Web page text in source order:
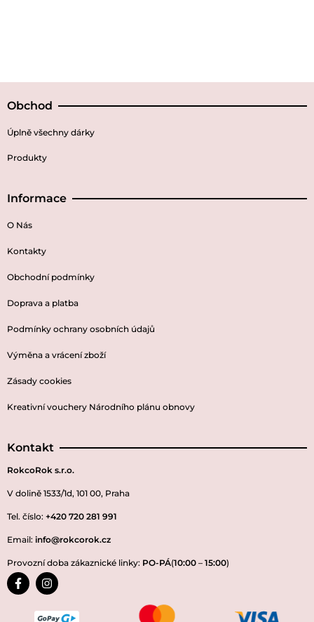
Obchod
Úplně všechny dárky
Produkty
Informace
O Nás
Kontakty
Obchodní podmínky
Doprava a platba
Podmínky ochrany osobních údajů
Výměna a vrácení zboží
Zásady cookies
Kreativní vouchery Národního plánu obnovy
Kontakt
RokcoRok s.r.o.
V dolině 1533/1d, 101 00, Praha
Tel. číslo: +420 720 281 991
Email: info@rokcorok.cz
Provozní doba zákaznické linky: PO-PÁ(10:00 – 15:00)